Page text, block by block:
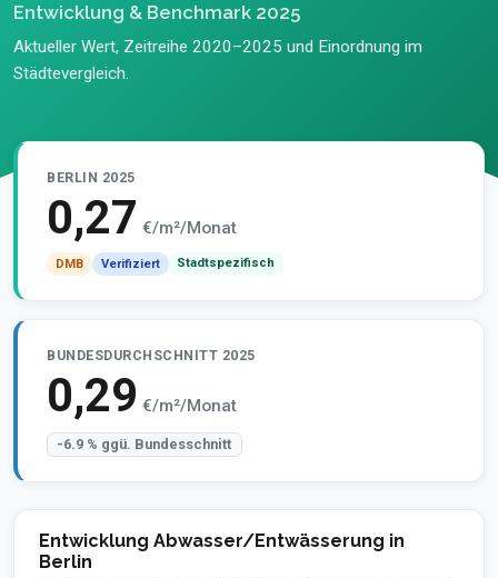
Entwicklung & Benchmark 2025
Aktueller Wert, Zeitreihe 2020–2025 und Einordnung im
Städtevergleich.
BERLIN 2025
0,27 €/m²/Monat
DMB Verifiziert Stadtspezifisch
BUNDESDURCHSCHNITT 2025
0,29 €/m²/Monat
-6.9 % ggü. Bundesschnitt
Entwicklung Abwasser/Entwässerung in
Berlin